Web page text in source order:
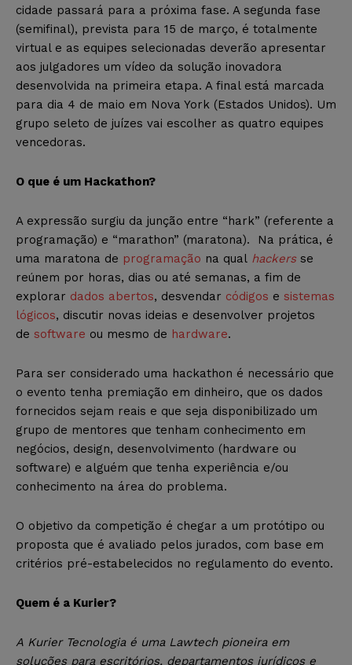
cidade passará para a próxima fase. A segunda fase
(semifinal), prevista para 15 de março, é totalmente
virtual e as equipes selecionadas deverão apresentar
aos julgadores um vídeo da solução inovadora
desenvolvida na primeira etapa. A final está marcada
para dia 4 de maio em Nova York (Estados Unidos). Um
grupo seleto de juízes vai escolher as quatro equipes
vencedoras.
O que é um Hackathon?
A expressão surgiu da junção entre “hark” (referente a
programação) e “marathon” (maratona). Na prática, é
uma maratona de programação na qual hackersse
reúnem por horas, dias ou até semanas, a fim de
explorar dados abertos, desvendar códigos e sistemas
lógicos, discutir novas ideias e desenvolver projetos
de software ou mesmo de hardware.
Para ser considerado uma hackathon é necessário que
o evento tenha premiação em dinheiro, que os dados
fornecidos sejam reais e que seja disponibilizado um
grupo de mentores que tenham conhecimento em
negócios, design, desenvolvimento (hardware ou
software) e alguém que tenha experiência e/ou
conhecimento na área do problema.
O objetivo da competição é chegar a um protótipo ou
proposta que é avaliado pelos jurados, com base em
critérios pré-estabelecidos no regulamento do evento.
Quem é a Kurier?
A Kurier Tecnologia é uma Lawtech pioneira em
soluções para escritórios, departamentos jurídicos e